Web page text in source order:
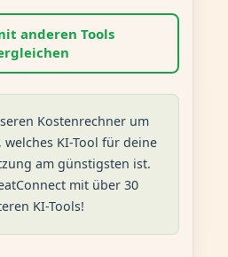
anderen Tools
Kostenrechner um
KI-Tool für deine
am günstigsten ist.
mit über 30
KI-Tools!